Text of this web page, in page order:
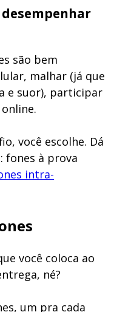
são bem
malhar (já que
e suor), participar
você escolhe. Dá
fones à prova
intra-
você coloca ao
né?
um pra cada